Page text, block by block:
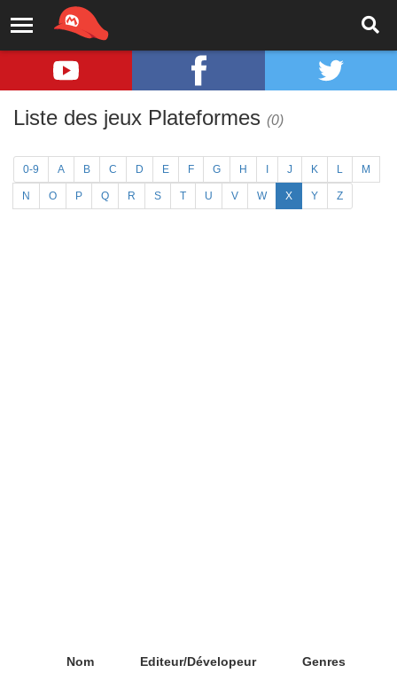
Liste des jeux Plateformes (0)
0-9 A B C D E F G H J K L M
N O P Q R S T U V W X Y Z
Nom Editeur/Dévelopeur Genres